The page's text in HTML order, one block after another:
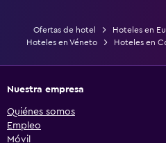
Ofertas de hotel Hoteles en
Hoteles en Véneto
Hoteles en
Nuestra empresa
Quiénes somos
Empleo
Móvil